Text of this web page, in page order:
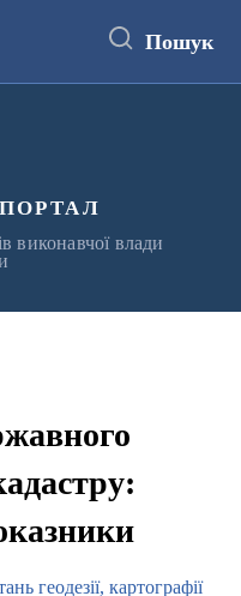
Пошук
виконавчої влади
геодезії, картографії